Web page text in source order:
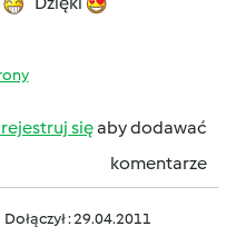
sięaby dodawać
komentarze
Dołączył : 29.04.2011